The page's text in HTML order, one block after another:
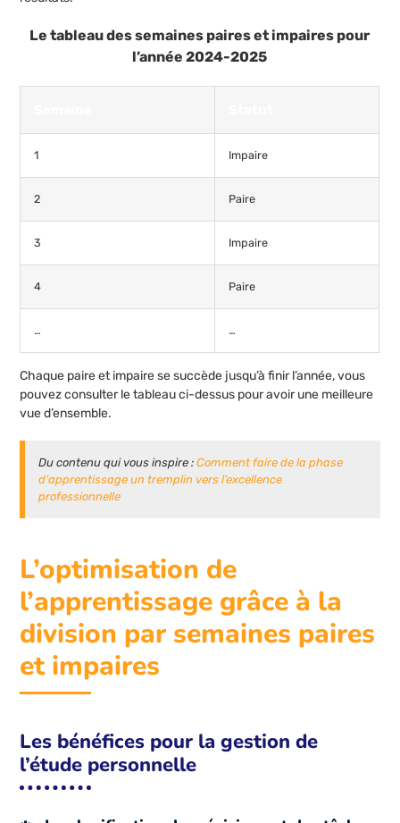
Le tableau des semaines paires et impaires pour
l’année 2024-2025
1 Impaire
2 Paire
3 Impaire
4 Paire
… …
Chaque paire et impaire se succède jusqu’à finir l’année, vous
pouvez consulter le tableau ci-dessus pour avoir une meilleure
vue d’ensemble.
Du contenu qui vous inspire :Comment faire de la phase
d’apprentissage un tremplin vers l’excellence
professionnelle
L’optimisation de
l’apprentissage grâce à la
division par semaines paires
et impaires
Les bénéfices pour la gestion de
l’étude personnelle